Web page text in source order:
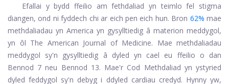
Efallai y bydd ffeilio am fethdaliad yn teimlo fel stigma
diangen, ond ni fyddech chi ar eich pen eich hun. Bron 62% mae
methdaliadau yn America yn gysylltiedig â materion meddygol,
yn ôl The American Journal of Medicine. Mae methdaliadau
meddygol sy'n gysylltiedig â dyled yn cael eu ffeilio o dan
Bennod 7 neu Bennod 13. Mae'r Cod Methdaliad yn ystyried
dyled feddygol sy'n debyg i ddyled cardiau credyd. Hynny yw,